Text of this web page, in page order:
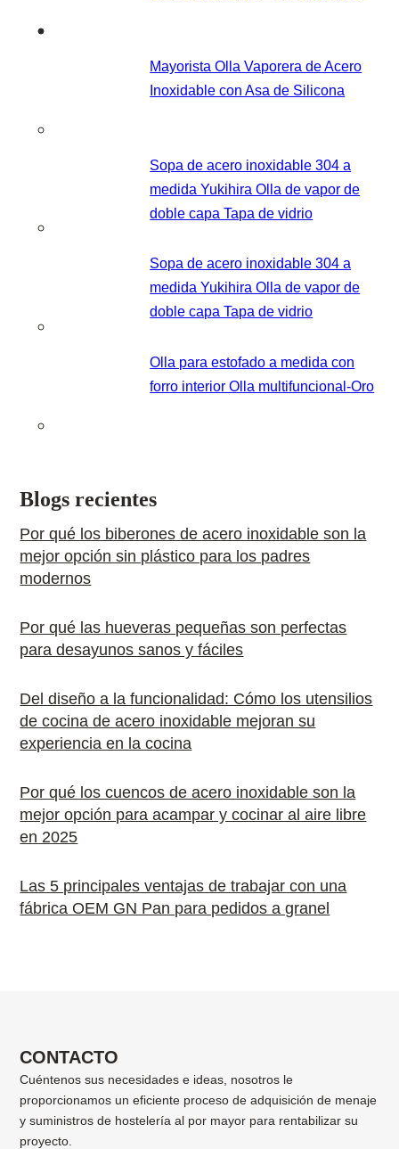
Mayorista Olla Vaporera de Acero
Inoxidable con Asa de Silicona
Sopa de acero inoxidable 304 a
medida Yukihira Olla de vapor de
doble capa Tapa de vidrio
Sopa de acero inoxidable 304 a
medida Yukihira Olla de vapor de
doble capa Tapa de vidrio
Olla para estofado a medida con
forro interior Olla multifuncional-Oro
Blogs recientes
Por qué los biberones de acero inoxidable son la
mejor opción sin plástico para los padres
modernos
Por qué las hueveras pequeñas son perfectas
para desayunos sanos y fáciles
Del diseño a la funcionalidad: Cómo los utensilios
de cocina de acero inoxidable mejoran su
experiencia en la cocina
Por qué los cuencos de acero inoxidable son la
mejor opción para acampar y cocinar al aire libre
en 2025
Las 5 principales ventajas de trabajar con una
fábrica OEM GN Pan para pedidos a granel
CONTACTO
Cuéntenos sus necesidades e ideas, nosotros le
proporcionamos un eficiente proceso de adquisición de menaje
y suministros de hostelería al por mayor para rentabilizar su
proyecto.